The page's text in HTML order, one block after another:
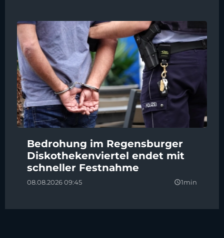
Bedrohung im Regensburger
Diskothekenviertel endet mit
schneller Festnahme
08.08.2026 09:45 query_builder1min